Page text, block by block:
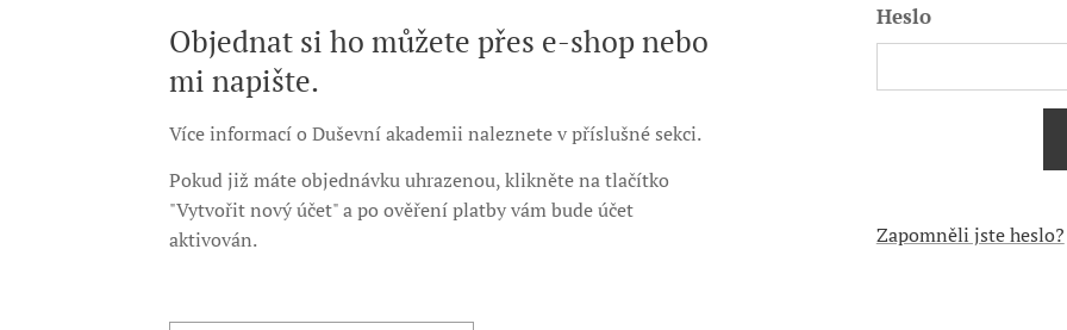
Objednat si ho můžete přes e-shop nebo
mi napište.
Více informací o Duševní akademii naleznete v příslušné sekci.
Pokud již máte objednávku uhrazenou, klikněte na tlačítko
"Vytvořit nový účet" a po ověření platby vám bude účet
aktivován.
Heslo
Zapomněli jste heslo?